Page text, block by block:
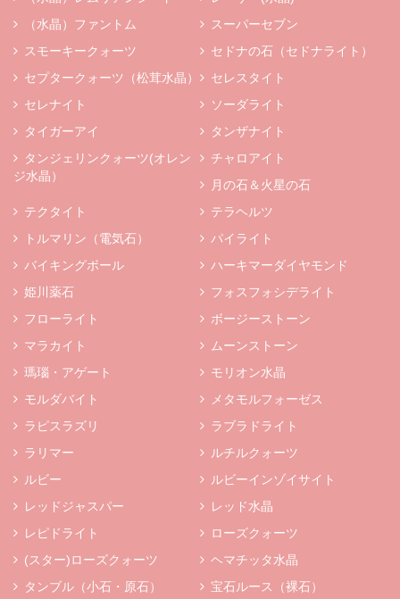
（水晶）ファントム
スーパーセブン
スモーキークォーツ
セドナの石（セドナライト）
セプタークォーツ（松茸水晶）
セレスタイト
セレナイト
ソーダライト
タイガーアイ
タンザナイト
タンジェリンクォーツ(オレン
ジ水晶）
チャロアイト
月の石＆火星の石
テクタイト
テラヘルツ
トルマリン（電気石）
パイライト
バイキングボール
ハーキマーダイヤモンド
姫川薬石
フォスフォシデライト
フローライト
ボージーストーン
マラカイト
ムーンストーン
瑪瑙・アゲート
モリオン水晶
モルダバイト
メタモルフォーゼス
ラピスラズリ
ラブラドライト
ラリマー
ルチルクォーツ
ルビー
ルビーインゾイサイト
レッドジャスパー
レッド水晶
レピドライト
ローズクォーツ
(スター)ローズクォーツ
ヘマチッタ水晶
タンブル（小石・原石）
宝石ルース（裸石）